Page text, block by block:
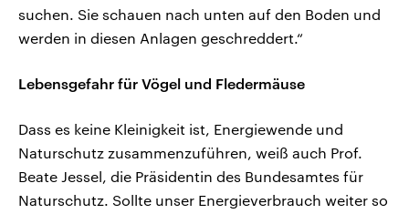
suchen. Sie schauen nach unten auf den Boden und
werden in diesen Anlagen geschreddert.“
Lebensgefahr für Vögel und Fledermäuse
Dass es keine Kleinigkeit ist, Energiewende und
Naturschutz zusammenzuführen, weiß auch Prof.
Beate Jessel, die Präsidentin des Bundesamtes für
Naturschutz. Sollte unser Energieverbrauch weiter so